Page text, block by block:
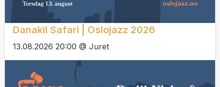
Danakil Safari | Oslojazz 2026
13.08.2026 20:00 @ Juret